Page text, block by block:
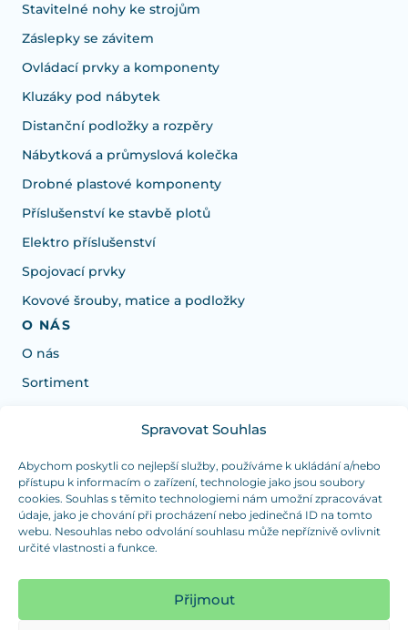
Spravovat Souhlas
Abychom poskytli co nejlepší služby, používáme k ukládání a/nebo
přístupu k informacím o zařízení, technologie jako jsou soubory
cookies. Souhlas s těmito technologiemi nám umožní zpracovávat
údaje, jako je chování při procházení nebo jedinečná ID na tomto
webu. Nesouhlas nebo odvolání souhlasu může nepříznivě ovlivnit
určité vlastnosti a funkce.
Přijmout
Stavitelné nohy ke strojům
Záslepky se závitem
Ovládací prvky a komponenty
Kluzáky pod nábytek
Distanční podložky a rozpěry
Nábytková a průmyslová kolečka
Drobné plastové komponenty
Příslušenství ke stavbě plotů
Elektro příslušenství
Spojovací prvky
Kovové šrouby, matice a podložky
O NÁS
O nás
Sortiment
Potřebujete poradit s výběrem?
Jsme tu pro vás Pondělí-Čtvrtek od: 7:30 - 15:30 hodin
a Pátek od 7:30 - 14:30 hodin
info@dualpraha.cz +420 725 802 767
(platba pouze v hotovosti)
Jsme tu pro vás Pondělí-Čtvrtek od: 7:30 - 15:30 hodin
a Pátek od 7:30 - 14:30 hodin